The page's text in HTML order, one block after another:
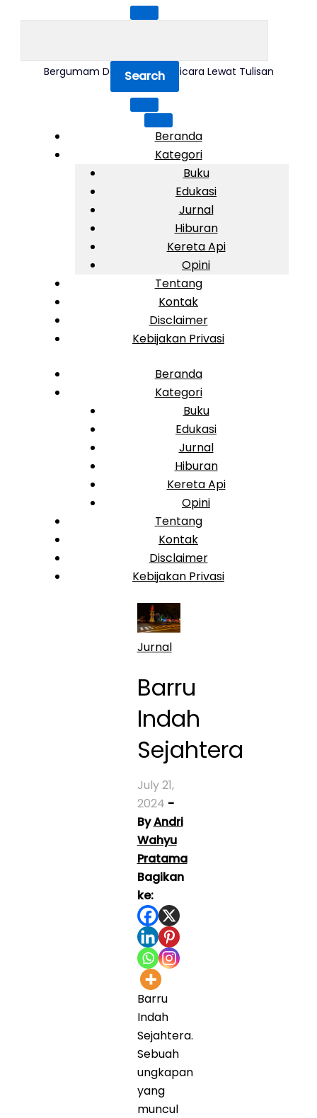
Bergumam Dalam Pikiran, Bicara Lewat Tulisan
Beranda
Kategori
Buku
Edukasi
Jurnal
Hiburan
Kereta Api
Opini
Tentang
Kontak
Disclaimer
Kebijakan Privasi
Beranda
Kategori
Buku
Edukasi
Jurnal
Hiburan
Kereta Api
Opini
Tentang
Kontak
Disclaimer
Kebijakan Privasi
Jurnal
Barru
Indah
Sejahtera
July 21,
2024 -
ByAndri
Wahyu
Pratama
Bagikan
ke:
Barru
Indah
Sejahtera.
Sebuah
ungkapan
yang
muncul